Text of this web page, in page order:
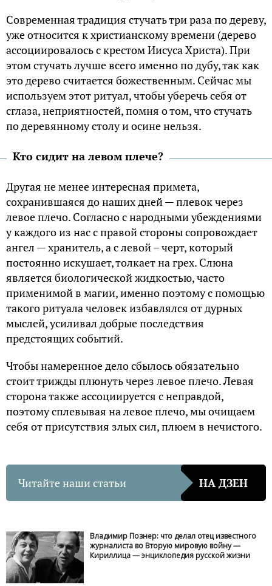
Современная традиция стучать три раза по дереву,
уже относится к христианскому времени (дерево
ассоциировалось с крестом Иисуса Христа). При
этом стучать лучше всего именно по дубу, так как
это дерево считается божественным. Сейчас мы
используем этот ритуал, чтобы уберечь себя от
сглаза, неприятностей, помня о том, что стучать
по деревянному столу и осине нельзя.
Кто сидит на левом плече?
Другая не менее интересная примета,
сохранившаяся до наших дней — плевок через
левое плечо. Согласно с народными убеждениями
у каждого из нас с правой стороны сопровождает
ангел — хранитель, а с левой – черт, который
постоянно искушает, толкает на грех. Слюна
является биологической жидкостью, часто
применимой в магии, именно поэтому с помощью
такого ритуала человек избавлялся от дурных
мыслей, усиливал добрые последствия
предстоящих событий.
Чтобы намеренное дело сбылось обязательно
стоит трижды плюнуть через левое плечо. Левая
сторона также ассоциируется с неправдой,
поэтому сплевывая на левое плечо, мы очищаем
себя от присутствия злых сил, плюем в нечистого.
Читайте наши статьи НА ДЗЕН
Владимир Познер: что делал отец известного
журналиста во Вторую мировую войну —
Кириллица — энциклопедия русской жизни